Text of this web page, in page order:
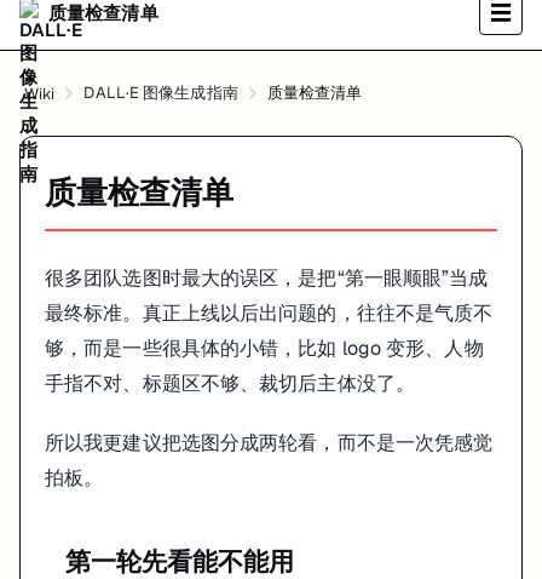
第二轮再看值不值得上线
到了第二轮，才开始看那些更容易被忽略的硬伤：
人脸、手部、产品边缘有没有问题
光线、色调和材质是不是统一
改图任务里，原本该保留的部分有没有被偷偷改掉
我自己会特别先盯三件事
第一，主体是不是一眼就成立。
第二，后面裁切叠字会不会出事。
只要这三件事里有一件明显不行，这张图通常就不该往后走。
别把质检做成纯审美投票
业务里更重要的其实是：
质量检查清单 ☰
Wiki DALL·E 图像生成指南 质量检查清单
质量检查清单
很多团队选图时最大的误区，是把“第一眼顺眼”当成
最终标准。真正上线以后出问题的，往往不是气质不
够，而是一些很具体的小错，比如 logo 变形、人物
手指不对、标题区不够、裁切后主体没了。
所以我更建议把选图分成两轮看，而不是一次凭感觉
拍板。
第一轮先看能不能用